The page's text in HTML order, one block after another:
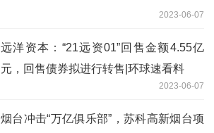
2023-06-07
远洋资本：“21远资01”回售金额4.55亿
元，回售债券拟进行转售|环球速看料
2023-06-07
烟台冲击“万亿俱乐部”，苏科高新烟台项